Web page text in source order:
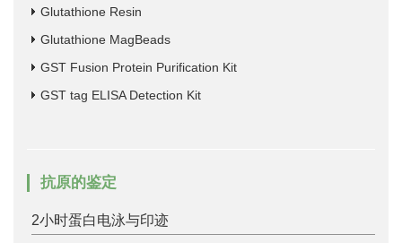
Glutathione Resin
Glutathione MagBeads
GST Fusion Protein Purification Kit
GST tag ELISA Detection Kit
抗原的鉴定
2小时蛋白电泳与印迹